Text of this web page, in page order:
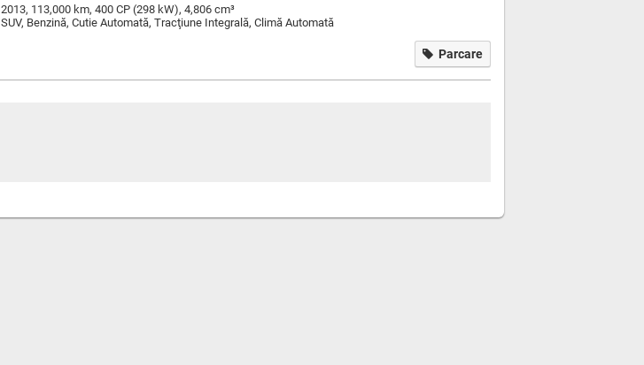
2013, 113,000 km, 400 CP (298 kW), 4,806 cm³
SUV, Benzină, Cutie Automată, Tracţiune Integrală, Climă Automată
Parcare